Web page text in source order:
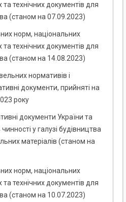
технічних документів для
(станом на 07.09.2023)
норм, національних
технічних документів для
(станом на 14.08.2023)
нормативів і
документи, прийняті на
року
документи України та
у галузі будівництва
матеріалів (станом на
норм, національних
технічних документів для
(станом на 10.07.2023)